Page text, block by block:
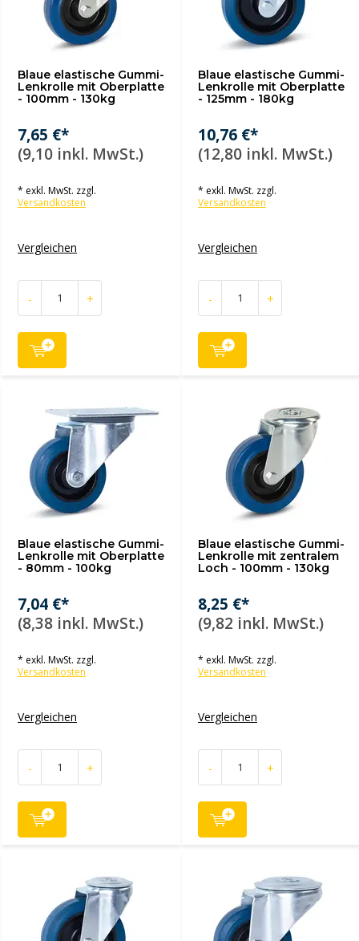
Blaue elastische Gummi-
Lenkrolle mit Oberplatte
- 100mm - 130kg
7,65 €*
(9,10 inkl. MwSt.)
* exkl. MwSt. zzgl.
Versandkosten
Vergleichen
- +
Blaue elastische Gummi-
Lenkrolle mit Oberplatte
- 125mm - 180kg
10,76 €*
(12,80 inkl. MwSt.)
* exkl. MwSt. zzgl.
Versandkosten
Vergleichen
- +
Blaue elastische Gummi-
Lenkrolle mit Oberplatte
- 80mm - 100kg
7,04 €*
(8,38 inkl. MwSt.)
* exkl. MwSt. zzgl.
Versandkosten
Vergleichen
- +
Blaue elastische Gummi-
Lenkrolle mit zentralem
Loch - 100mm - 130kg
8,25 €*
(9,82 inkl. MwSt.)
* exkl. MwSt. zzgl.
Versandkosten
Vergleichen
- +